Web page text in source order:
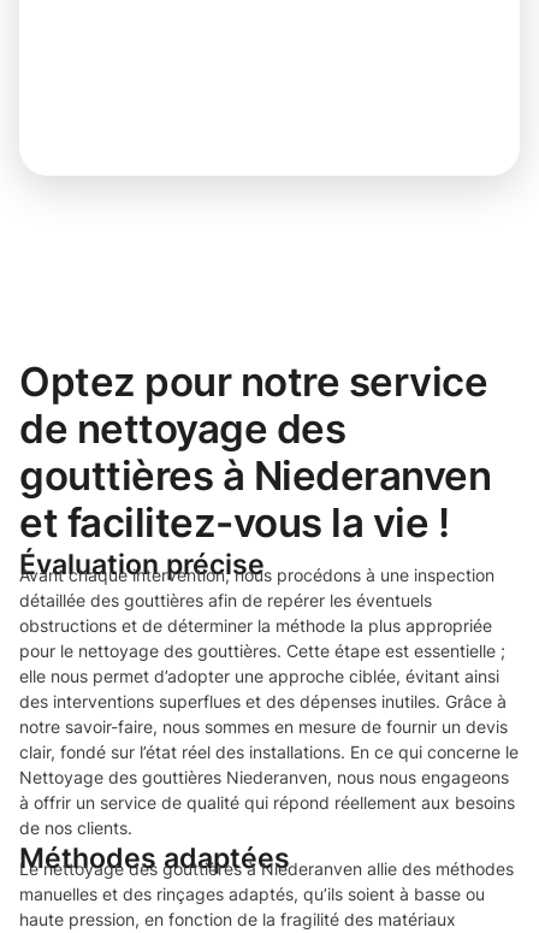
Optez pour notre service
de nettoyage des
gouttières à Niederanven
et facilitez-vous la vie !
Évaluation précise
Avant chaque intervention, nous procédons à une inspection
détaillée des gouttières afin de repérer les éventuels
obstructions et de déterminer la méthode la plus appropriée
pour le nettoyage des gouttières. Cette étape est essentielle ;
elle nous permet d’adopter une approche ciblée, évitant ainsi
des interventions superflues et des dépenses inutiles. Grâce à
notre savoir-faire, nous sommes en mesure de fournir un devis
clair, fondé sur l’état réel des installations. En ce qui concerne le
Nettoyage des gouttières Niederanven, nous nous engageons
à offrir un service de qualité qui répond réellement aux besoins
de nos clients.
Méthodes adaptées
Le nettoyage des gouttières à Niederanven allie des méthodes
manuelles et des rinçages adaptés, qu’ils soient à basse ou
haute pression, en fonction de la fragilité des matériaux